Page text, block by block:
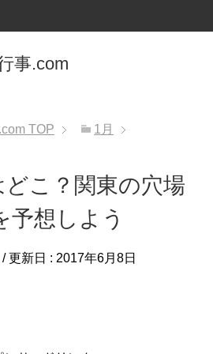
事.com
TOP 1月
こ？関東の穴場
予想しよう
/ 更新日 : 2017年6月8日